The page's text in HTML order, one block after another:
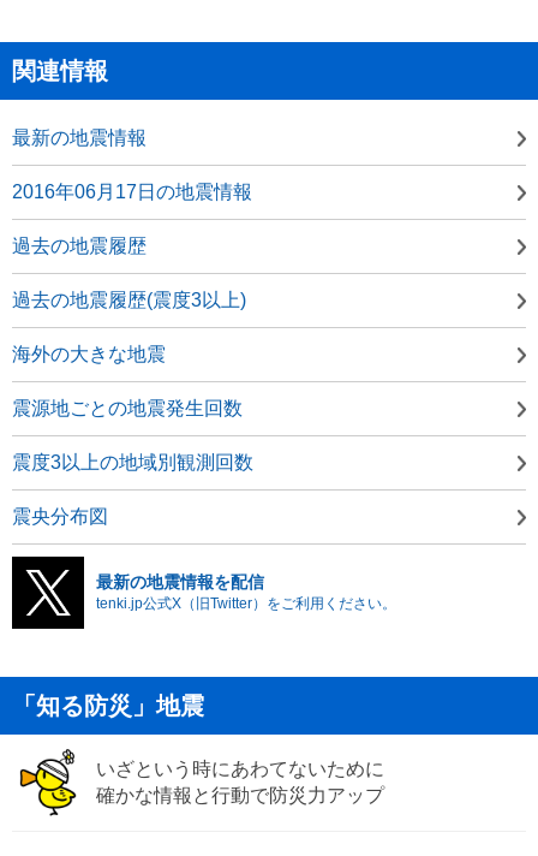
関連情報
最新の地震情報
2016年06月17日の地震情報
過去の地震履歴
過去の地震履歴(震度3以上)
海外の大きな地震
震源地ごとの地震発生回数
震度3以上の地域別観測回数
震央分布図
最新の地震情報を配信
tenki.jp公式X（旧Twitter）をご利用ください。
「知る防災」地震
いざという時にあわてないために
確かな情報と行動で防災力アップ